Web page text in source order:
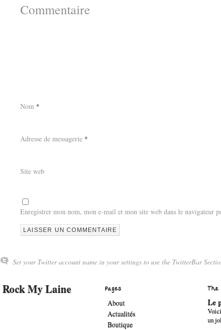
Commentaire
Nom *
Adresse de messagerie *
Site web
Enregistrer mon nom, mon e-mail et mon site web dans le navigateur
Set your Twitter account name in your settings to use the TwitterBar
Rock My Laine Pages
About
Actualités
Boutique
Le
un